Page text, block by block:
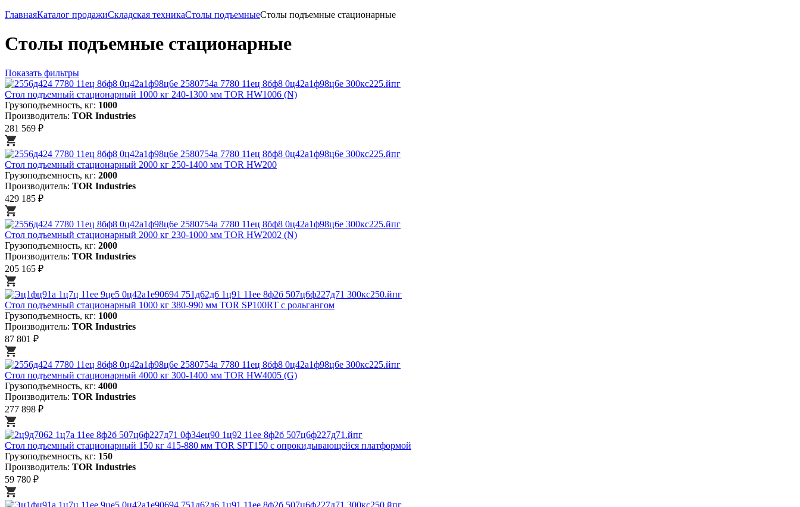
ГлавнаяКаталог продажиСкладская техникаСтолы подъемныеСтолы подъемные стационарные
Столы подъемные стационарные
Показать фильтры
Стол подъемный стационарный 1000 кг 240-1300 мм TOR HW1006 (N)
Грузоподъемность, кг: 1000
Производитель: TOR Industries
281 569 ₽
Стол подъемный стационарный 2000 кг 250-1400 мм TOR HW200
Грузоподъемность, кг: 2000
Производитель: TOR Industries
429 185 ₽
Стол подъемный стационарный 2000 кг 230-1000 мм TOR HW2002 (N)
Грузоподъемность, кг: 2000
Производитель: TOR Industries
205 165 ₽
Стол подъемный стационарный 1000 кг 380-990 мм TOR SP100RT с рольгангом
Грузоподъемность, кг: 1000
Производитель: TOR Industries
87 801 ₽
Стол подъемный стационарный 4000 кг 300-1400 мм TOR HW4005 (G)
Грузоподъемность, кг: 4000
Производитель: TOR Industries
277 898 ₽
Стол подъемный стационарный 150 кг 415-880 мм TOR SPT150 с опрокидывающейся платформой
Грузоподъемность, кг: 150
Производитель: TOR Industries
59 780 ₽